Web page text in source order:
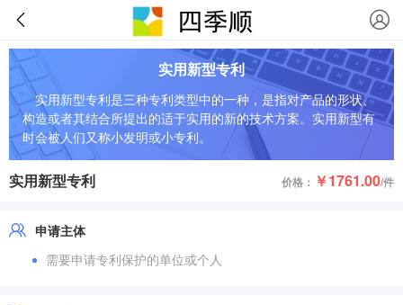
实用新型专利
实用新型专利是三种专利类型中的一种，是指对产品的形状、
构造或者其结合所提出的适于实用的新的技术方案。实用新型有
时会被人们又称小发明或小专利。
实用新型专利 价格： ￥1761.00/件
申请主体
需要申请专利保护的单位或个人